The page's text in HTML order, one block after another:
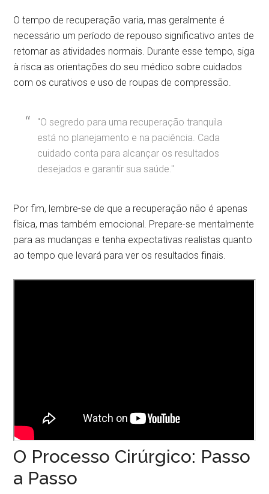
O tempo de recuperação varia, mas geralmente é
necessário um período de repouso significativo antes de
retomar as atividades normais. Durante esse tempo, siga
à risca as orientações do seu médico sobre cuidados
com os curativos e uso de roupas de compressão.
"O segredo para uma recuperação tranquila
está no planejamento e na paciência. Cada
cuidado conta para alcançar os resultados
desejados e garantir sua saúde."
Por fim, lembre-se de que a recuperação não é apenas
física, mas também emocional. Prepare-se mentalmente
para as mudanças e tenha expectativas realistas quanto
ao tempo que levará para ver os resultados finais.
O Processo Cirúrgico: Passo
a Passo